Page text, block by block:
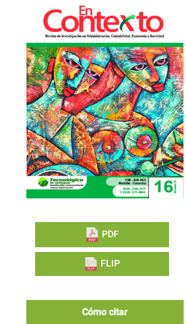
lateral
del
artículo
PDF
FLIP
Cómo citar